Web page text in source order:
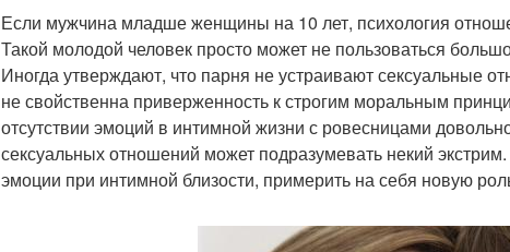
Если мужчина младше женщины на 10 лет, психология
Такой молодой человек просто может не пользоваться
Иногда утверждают, что парня не устраивают сексуальные
не свойственна приверженность к строгим моральным
отсутствии эмоций в интимной жизни с ровесницами
сексуальных отношений может подразумевать некий
эмоции при интимной близости, примерить на себя новую